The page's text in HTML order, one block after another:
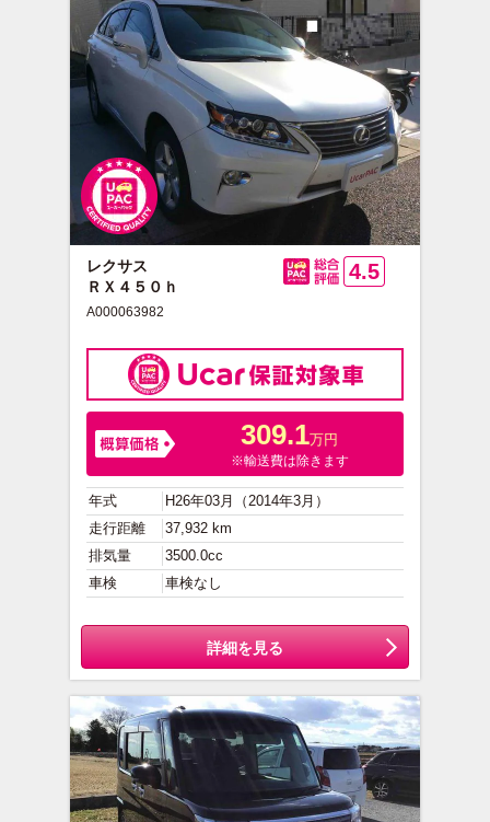
レクサス
ＲＸ４５０ｈ
A000063982
4.5
309.1万円
※輸送費は除きます
年式
H26年03月（2014年3月）
走行距離
37,932 km
排気量
3500.0cc
車検
車検なし
詳細を見る